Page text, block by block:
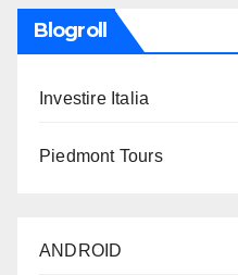
Blogroll
Investire Italia
Piedmont Tours
ANDROID